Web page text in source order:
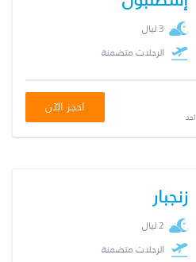
3 ليال
الرحلات متضمنة
احجز الآن
زنجبار
2 ليال
الرحلات متضمنة